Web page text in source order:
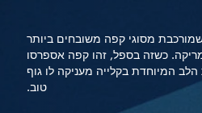
עראביקה שמורכבת מסוגי קפה משובחים ביותר
כשזה בספל, זהו קפה אספרסו
המיוחדת בקלייה מעניקה לו גוף
טוב.